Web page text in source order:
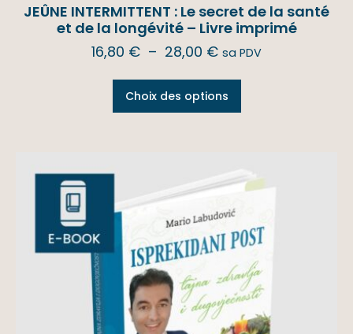
JEÛNE INTERMITTENT : Le secret de la santé
et de la longévité – Livre imprimé
16,80 € – 28,00 € sa PDV
Choix des options